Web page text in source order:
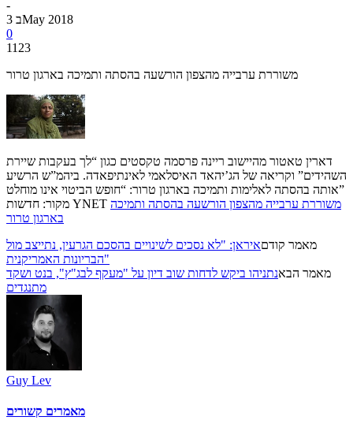
-
3 בMay 2018
0
1123
משוררת ערבייה מהצפון הורשעה בהסתה ותמיכה בארגון טרור
דארין טאטור מהיישוב ריינה פרסמה טקסטים כגון “לך בעקבות שיירת
השהידים” וקריאה של הג’יהאד האיסלאמי לאינתיפאדה. ביהמ”ש הרשיע
אותה בהסתה לאלימות ותמיכה בארגון טרור: “חופש הביטוי אינו מוחלט”
מקור: חדשות YNET משוררת ערבייה מהצפון הורשעה בהסתה ותמיכה
בארגון טרור
מאמר קודםאיראן: "לא נסכים לשינויים בהסכם הגרעין, נתייצב מול
הבריונות האמריקנית"
מאמר הבאנתניהו ביקש לדחות שוב דיון על "מעקף לבג"ץ", בנט ושקד
מתנגדים
Guy Lev
מאמרים קשורים